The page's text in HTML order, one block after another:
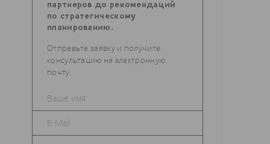
партнеров до рекомендаций
по стратегическому
планированию.
Отправьте заявку и получите
консультацию на электронную
почту.